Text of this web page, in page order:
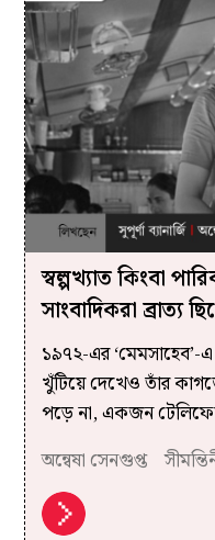
স্বল্পখ্যাত কিংবা
সাংবাদিকরা ব্রাত্য
১৯৭২-এর ‘মেমসাহেব’-
খুঁটিয়ে দেখেও তাঁর
পড়ে না, একজন
অন্বেষা সেনগুপ্ত